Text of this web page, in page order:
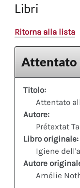
Libri
Ritorna alla lista
Attentato
Titolo:
Attentato
Autore:
Prétextat
Libro originale:
Igiene
Autore
Amélie